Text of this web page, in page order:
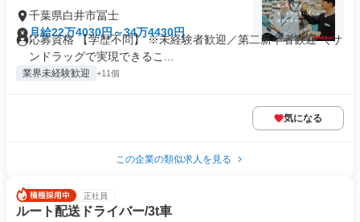
千葉県白井市冨士
月給22万4030円～34万4430円
応募資格 【学歴不問】 ※未経験者歓迎／第二新卒者歓迎 ＼サ
ンドラッグで実現できるこ...
業界未経験歓迎 +11個
気になる
この企業の類似求人を見る
正社員
ルート配送ドライバー/3t車